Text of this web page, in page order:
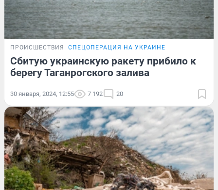
ПРОИСШЕСТВИЯ СПЕЦОПЕРАЦИЯ НА УКРАИНЕ
Сбитую украинскую ракету прибило к
берегу Таганрогского залива
30 января, 2024, 12:55 7 192 20